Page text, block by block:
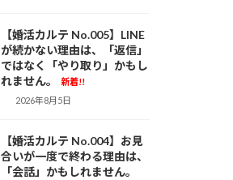
【婚活カルテ No.005】LINE
が続かない理由は、「返信」
ではなく「やり取り」かもし
れません。
新着!!
2026年8月5日
【婚活カルテ No.004】お見
合いが一度で終わる理由は、
「会話」かもしれません。